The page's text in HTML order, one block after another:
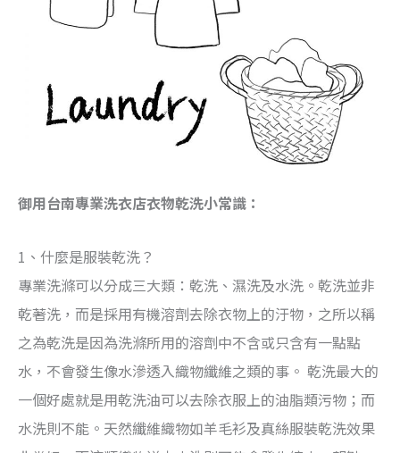
御用台南專業洗衣店衣物乾洗小常識：
1、什麼是服裝乾洗？
專業洗滌可以分成三大類：乾洗、濕洗及水洗。乾洗並非
乾著洗，而是採用有機溶劑去除衣物上的汙物，之所以稱
之為乾洗是因為洗滌所用的溶劑中不含或只含有一點點
水，不會發生像水滲透入織物纖維之類的事。 乾洗最大的
一個好處就是用乾洗油可以去除衣服上的油脂類污物；而
水洗則不能。天然纖維織物如羊毛衫及真絲服裝乾洗效果